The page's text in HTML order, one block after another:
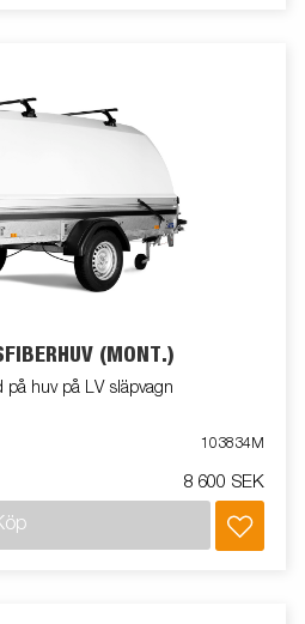
(MONT.)
huv på LV släpvagn
103834M
8 600 SEK